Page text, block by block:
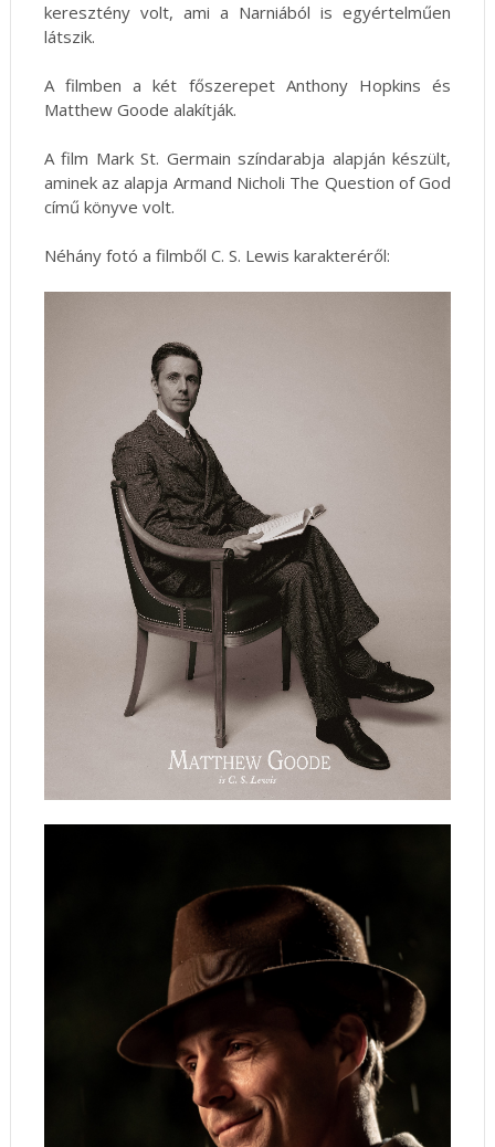
keresztény volt, ami a Narniából is egyértelműen
látszik.
A filmben a két főszerepet Anthony Hopkins és
Matthew Goode alakítják.
A film Mark St. Germain színdarabja alapján készült,
aminek az alapja Armand Nicholi The Question of God
című könyve volt.
Néhány fotó a filmből C. S. Lewis karakteréről: